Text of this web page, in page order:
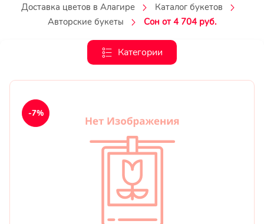
Доставка цветов в Алагире
Каталог букетов
Авторские букеты
Сон от 4 704 руб.
Категории
Корзины с цветами
Авторские букеты
Букеты из роз
-7%